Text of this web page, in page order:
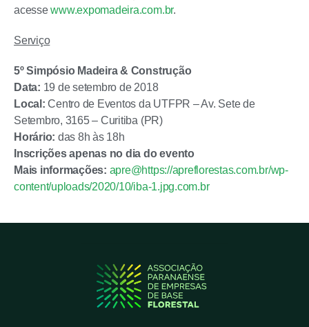
acessewww.expomadeira.com.br.
Serviço
5º Simpósio Madeira & Construção
Data: 19 de setembro de 2018
Local: Centro de Eventos da UTFPR – Av. Sete de
Setembro, 3165 – Curitiba (PR)
Horário: das 8h às 18h
Inscrições apenas no dia do evento
Mais informações: apre@https://apreflorestas.com.br/wp-
content/uploads/2020/10/iba-1.jpg.com.br